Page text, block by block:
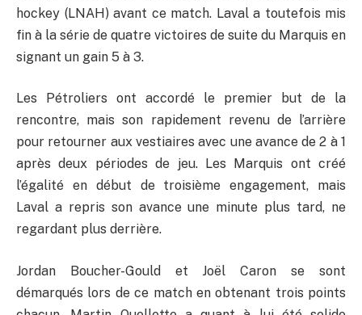
hockey (LNAH) avant ce match. Laval a toutefois mis
fin à la série de quatre victoires de suite du Marquis en
signant un gain 5 à 3.
Les Pétroliers ont accordé le premier but de la
rencontre, mais son rapidement revenu de l’arrière
pour retourner aux vestiaires avec une avance de 2 à 1
après deux périodes de jeu. Les Marquis ont créé
l’égalité en début de troisième engagement, mais
Laval a repris son avance une minute plus tard, ne
regardant plus derrière.
Jordan Boucher-Gould et Joël Caron se sont
démarqués lors de ce match en obtenant trois points